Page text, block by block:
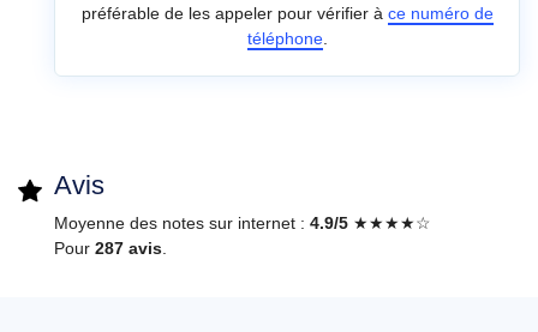
préférable de les appeler pour vérifier à ce numéro de
téléphone.
Avis
Moyenne des notes sur internet : 4.9/5 ★★★★☆
Pour 287 avis.